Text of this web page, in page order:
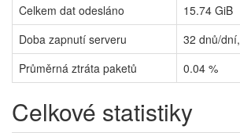
Celkem dat odesláno
15.74 GiB
Doba zapnutí serveru
32 dnů/dní,
Průměrná ztráta paketů
0.04 %
Celkové statistiky